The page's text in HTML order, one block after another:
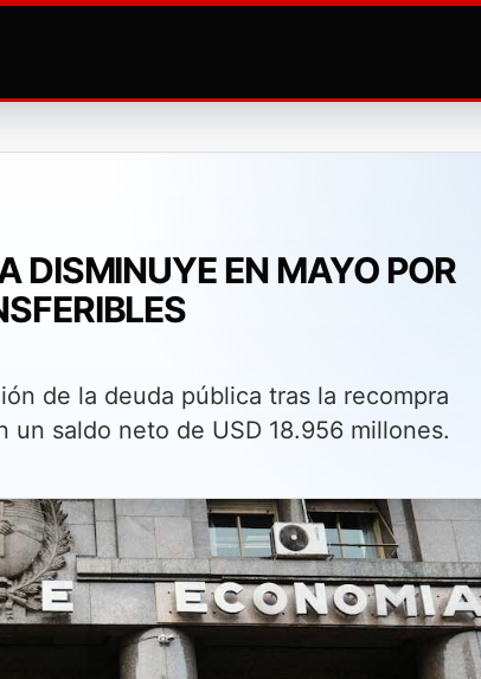
DISMINUYE EN MAYO POR
de la deuda pública tras la recompra
saldo neto de USD 18.956 millones.